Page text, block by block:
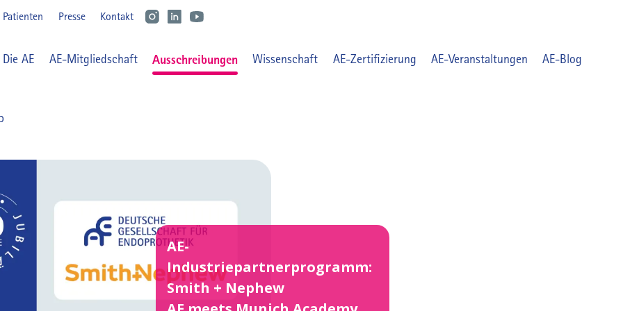
Benutzermenü
Patienten Presse Kontakt
Main navigation
Die AE AE-Mitgliedschaft Ausschreibungen Wissenschaft AE-Zertifizierung AE-Veranstaltungen AE-Blog
AE-
Industriepartnerprogramm:
Smith + Nephew